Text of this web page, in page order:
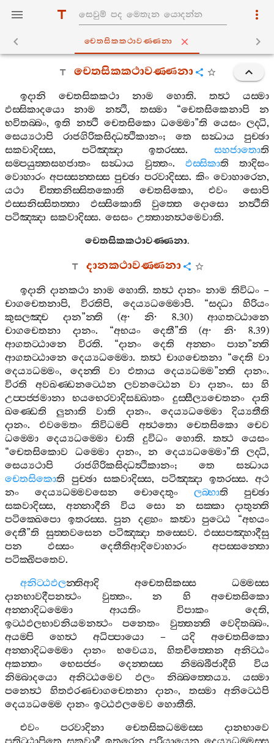
චෙතසිකකථාවණ‍්ණනා
චෙතසිකකථාවණ‍්ණනා
ඉදානි චෙතසිකකථා නාම හොති. තත්‍ථ
යස‍්මා
ඵස‍්සිකාදයො
නාම නත්‍ථි, තස‍්මා“චෙතසිකෙනාපි
න
භවිතබ‍්බං,ඉති නත්‍ථි චෙතසිකො ධම‍්මො”ති යෙසං ලද‍්ධි,
සෙය්‍යථාපි
රාජගිරිකසිද‍්ධත්‍ථිකානං; තෙ සන්‍ධාය
පුච‍්ඡා
සකවාදිස‍්ස, පටිඤ‍්ඤා ඉතරස‍්ස.සහජාතොති
සම‍්පයුත‍්තසහජාතං
සන්‍ධාය වුත‍්තං. ඵස‍්සිකාති
තාදිසං
වොහාරං අපස‍්සන‍්තස‍්ස පුච‍්ඡා පරවාදිස‍්ස. කිං වොහාරෙන,
යථා
චිත‍්තනිස‍්සිතකොති චෙතසිකො, එවං
සොපි
ඵස‍්සනිස‍්සිතත‍්තා
ඵස‍්සිකොති වුත‍්තෙ දොසො
නත්‍ථීති
පටිඤ‍්ඤා සකවාදිස‍්ස. සෙසං උත‍්තානත්‍ථමෙවාති.
චෙතසිකකථාවණ‍්ණනා.
දානකථාවණ‍්ණනා
ඉදානි දානකථා නාම හොති.තත්‍ථ දානං නාම තිවිධං–
චාගචෙතනාපි, විරතිපි, දෙය්‍යධම‍්මොපි. “සද‍්ධා
හිරියං
කුසලඤ‍්ච
දාන”න‍්ති (අ·නි· 8.30)ආගතට‍්ඨානෙ
චාගචෙතනා
දානං. “අභයං දෙතී”ති (අ· නි· 8.39)
ආගතට‍්ඨානෙ
විරති. “දානං දෙති අන‍්නං පාන”න‍්ති
ආගතට‍්ඨානෙ දෙය්‍යධම‍්මො. තත්‍ථ චාගචෙතනා “දෙති වා
දෙය්‍යධම‍්මං, දෙන‍්ති වා එතාය දෙය්‍යධම‍්ම”න‍්ති දානං.
විරති
අවඛණ‍්ඩනට‍්ඨෙන ලවනට‍්ඨෙන වා දානං. සා
හි
උප‍්පජ‍්ජමානා
භයභෙරවාදිසඞ‍්ඛාතං දුස‍්සීල්‍යචෙතනං
දාති
ඛණ‍්ඩෙති
ලුනාති වාති දානං. දෙය්‍යධම‍්මො
දිය්‍යතීති
දානං.එවමෙතං තිවිධම‍්පි අත්‍ථතො චෙතසිකො
චෙව
ධම‍්මො
දෙය්‍යධම‍්මො චාති දුවිධං හොති.තත්‍ථ
යෙසං
“චෙතසිකොව ධම‍්මො දානං,න දෙය්‍යධම‍්මො”ති ලද‍්ධි,
සෙය්‍යථාපි
රාජගිරිකසිද‍්ධත්‍ථිකානං; තෙ
සන්‍ධාය
චෙතසිකොති පුච‍්ඡා සකවාදිස‍්ස, පටිඤ‍්ඤා ඉතරස‍්ස.අථ
නං
දෙය්‍යධම‍්මවසෙන චොදෙතුං ලබ‍්භාති
පුච‍්ඡා
සකවාදිස‍්ස, අන‍්නාදීනි විය සො න සක‍්කා
දාතුන‍්ති
පටික‍්ඛෙපො
ඉතරස‍්ස.පුන දළ‍්හං කත්‍වා පුට‍්ඨෙ “අභයං
දෙතී”ති සුත‍්තවසෙන පටිඤ‍්ඤා තස‍්සෙව. ඵස‍්සපඤ‍්හාදීසු
පන
ඵස‍්සං දෙතීතිආදිවොහාරං
අපස‍්සන‍්තො
පටික‍්ඛිපතෙව.
අනිට‍්ඨඵලන‍්තිආදි අචෙතසිකස‍්ස
ධම‍්මස‍්ස
දානභාවදීපනත්‍ථං
වුත‍්තං. න හි
අචෙතසිකො
අන‍්නාදිධම‍්මො
ආයතිං විපාකං දෙති,
ඉට‍්ඨඵලභාවනියමනත්‍ථං
පනෙතං වුත‍්තන‍්ති වෙදිතබ‍්බං.
අයම‍්පි
හෙත්‍ථ අධිප‍්පායො – යදි
අචෙතසිකො
අන‍්නාදිධම‍්මො
දානං භවෙය්‍ය, හිතචිත‍්තෙන
අනිට‍්ඨං
අකන‍්තං
භෙසජ‍්ජං දෙන‍්තස‍්ස නිම‍්බබීජාදීහි
විය
නිම‍්බාදයො
අනිට‍්ඨමෙව ඵලං නිබ‍්බත‍්තෙය්‍ය. යස‍්මා
පනෙත්‍ථ
හිතඵරණචාගචෙතනා දානං, තස‍්මා
අනිට‍්ඨෙපි
දෙය්‍යධම‍්මෙ දානං ඉට‍්ඨඵලමෙව හොතීති.
එවං
පරවාදිනා චෙතසිකධම‍්මස‍්ස
දානභාවෙ